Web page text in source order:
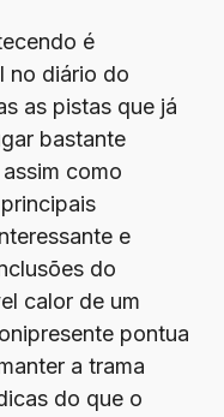
é
no diário do
as pistas que já
bastante
como
e
do
calor de um
pontua
a trama
do que o